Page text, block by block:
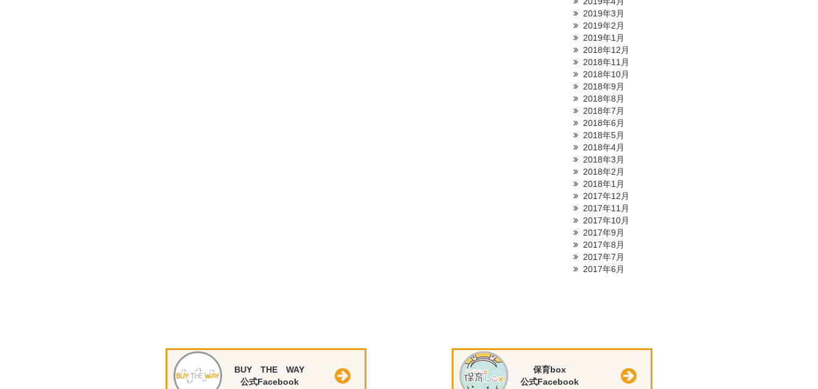
2019年3月
2019年2月
2019年1月
2018年12月
2018年11月
2018年10月
2018年9月
2018年8月
2018年7月
2018年6月
2018年5月
2018年4月
2018年3月
2018年2月
2018年1月
2017年12月
2017年11月
2017年10月
2017年9月
2017年8月
2017年7月
2017年6月
BUY THE WAY
公式Facebook
保育box
公式Facebook